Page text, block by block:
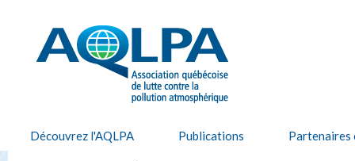
AQLPA
Découvrez l'AQLPA Publications Partenaires